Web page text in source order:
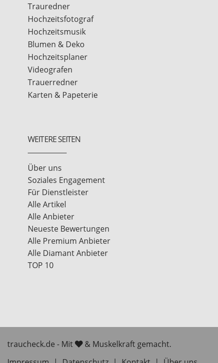
Trauredner
Hochzeitsfotograf
Hochzeitsmusik
Blumen & Deko
Hochzeitsplaner
Videografen
Trauerredner
Karten & Papeterie
WEITERE SEITEN
Über uns
Soziales Engagement
Für Dienstleister
Alle Artikel
Alle Anbieter
Neueste Bewertungen
Alle Premium Anbieter
Alle Diamant Anbieter
TOP 10
traucheck.de - Mit
& Muskelkraft gemacht.